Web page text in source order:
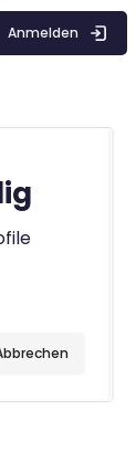
Anmelden